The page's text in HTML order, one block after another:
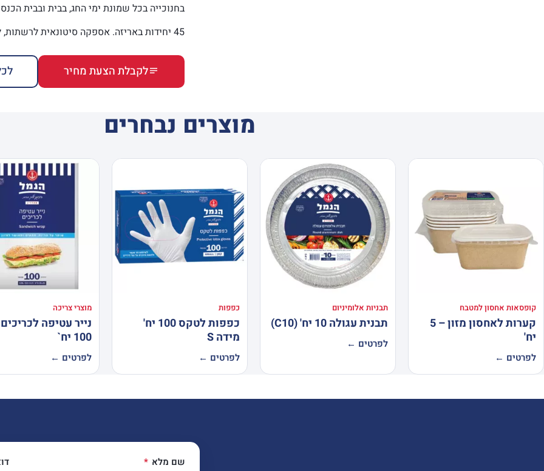
בחנוכייה בכל שמונת ימי החג, בבית ובבית
45 יחידות באריזה. אספקה סיטונאית לרשתות, למכולות ולבתי כנסת, בעיקר לקראת חנוכה.
לקבלת הצעת מחיר
מוצרים נבחרים
קופסאות אחסון למטבח
קערות לאחסון מזון – 5
יח'
לפרטים ←
תבניות אלומיניום
תבנית עגולה 10 יח' (C10)
לפרטים ←
כפפות
כפפות לטקס 100 יח'
מידה S
לפרטים ←
מוצרי צריכה
נייר עטיפה
100 יח`
לפרטים ←
שם מלא